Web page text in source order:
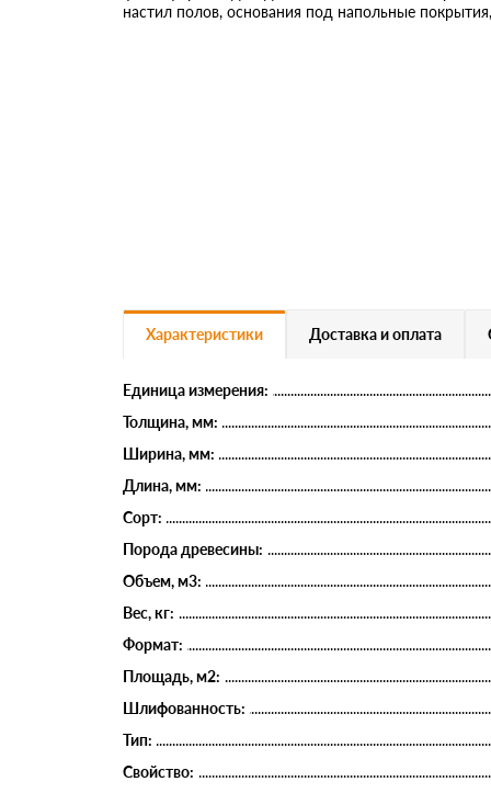
настил полов, основания под напольные
Характеристики Доставка и оплата
Единица измерения:
Толщина, мм:
Ширина, мм:
Длина, мм:
Сорт:
Порода древесины:
Объем, м3:
Вес, кг:
Формат:
Площадь, м2:
Шлифованность:
Тип:
Свойство: